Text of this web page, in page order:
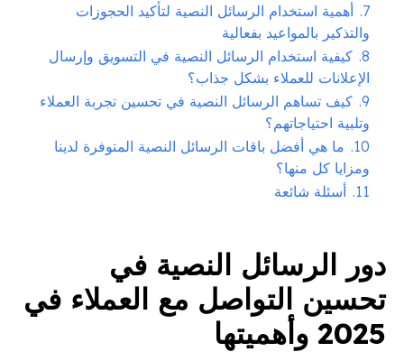
7. أهمية استخدام الرسائل النصية لتأكيد الحجوزات
والتذكير بالمواعيد بفعالية
8. كيفية استخدام الرسائل النصية في التسويق وإرسال
الإعلانات للعملاء بشكل جذاب؟
9. كيف تساهم الرسائل النصية في تحسين تجربة العملاء
وتلبية احتياجاتهم؟
10.
ما هي أفضل باقات الرسائل النصية المتوفرة لدينا
ومزايا كل منها؟
11. أسئلة شائعة
دور الرسائل النصية في
تحسين التواصل مع العملاء في
2025 وأهميتها